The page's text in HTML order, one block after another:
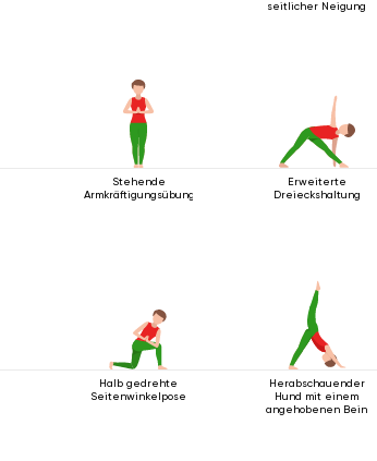
seitlicher Neigung
Stehende
Armkräftigungsübung
Erweiterte
Dreieckshaltung
Halb gedrehte
Seitenwinkelpose
Herabschauender
Hund mit einem
angehobenen Bein